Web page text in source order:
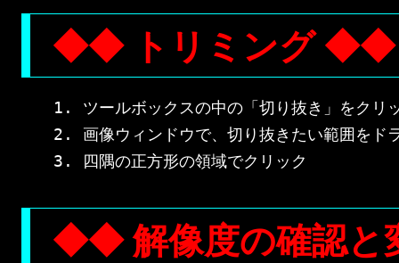
◆◆ トリミング ◆◆
1. ツールボックスの中の「切り抜き」をクリ
2. 画像ウィンドウで、切り抜きたい範囲をド
◆◆ 解像度の確認